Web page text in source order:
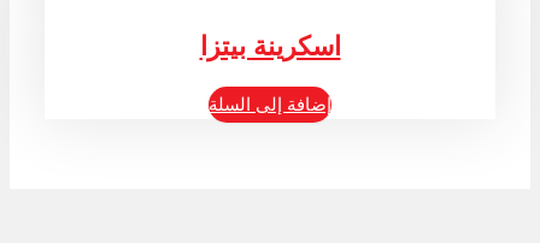
اسكرينة بيتزا
إضافة إلى السلة